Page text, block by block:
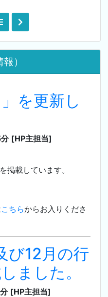
）
を更新し
[HP主担当]
掲載しています。
こちらからお入りくださ
び12月の行
ました。
[HP主担当]